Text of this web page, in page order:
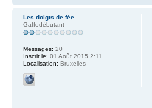
Les doigts de fée
Gaffodébutant
Messages: 20
Inscrit le: 01 Août 2015 2:11
Localisation: Bruxelles